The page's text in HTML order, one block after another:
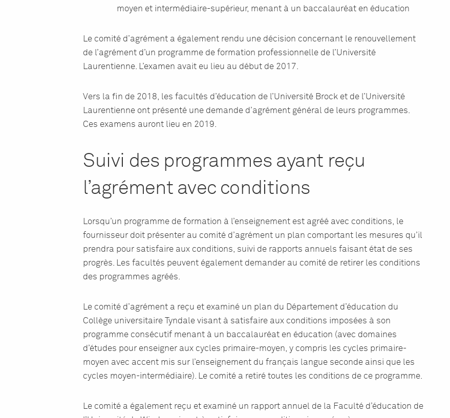
moyen et intermédiaire-supérieur, menant à un baccalauréat en éducation
Le comité d’agrément a également rendu une décision concernant le renouvellement
de l’agrément d’un programme de formation professionnelle de l’Université
Laurentienne. L’examen avait eu lieu au début de 2017.
Vers la fin de 2018, les facultés d’éducation de l’Université Brock et de l’Université
Laurentienne ont présenté une demande d’agrément général de leurs programmes.
Ces examens auront lieu en 2019.
Suivi des programmes ayant reçu
l’agrément avec conditions
Lorsqu’un programme de formation à l’enseignement est agréé avec conditions, le
fournisseur doit présenter au comité d’agrément un plan comportant les mesures qu’il
prendra pour satisfaire aux conditions, suivi de rapports annuels faisant état de ses
progrès. Les facultés peuvent également demander au comité de retirer les conditions
des programmes agréés.
Le comité d’agrément a reçu et examiné un plan du Département d’éducation du
Collège universitaire Tyndale visant à satisfaire aux conditions imposées à son
programme consécutif menant à un baccalauréat en éducation (avec domaines
d’études pour enseigner aux cycles primaire-moyen, y compris les cycles primaire-
moyen avec accent mis sur l’enseignement du français langue seconde ainsi que les
cycles moyen-intermédiaire). Le comité a retiré toutes les conditions de ce programme.
Le comité a également reçu et examiné un rapport annuel de la Faculté d’éducation de